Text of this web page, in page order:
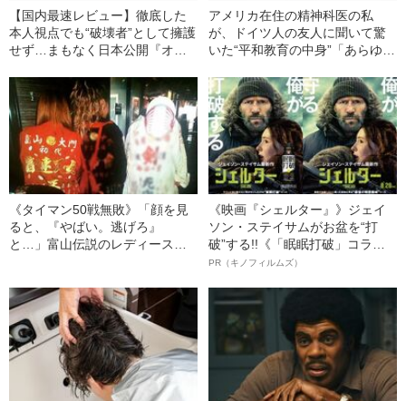
【国内最速レビュー】徹底した
本人視点でも“破壊者”として擁護
せず…まもなく日本公開『オッ
由
アメリカ在住の精神科医の私
が、ドイツ人の友人に聞いて驚
いた“平和教育の中身”「あらゆる
《タイマン50戦無敗》「顔を見
ると、『やばい。逃げろ』
と…」富山伝説のレディース初
《映画『シェルター』》ジェイ
ソン・ステイサムがお盆を“打
破”する!!《「眠眠打破」コラ
ボ》
PR（キノフィルムズ）